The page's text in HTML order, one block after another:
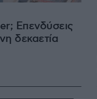
Επενδύσεις
δεκαετία